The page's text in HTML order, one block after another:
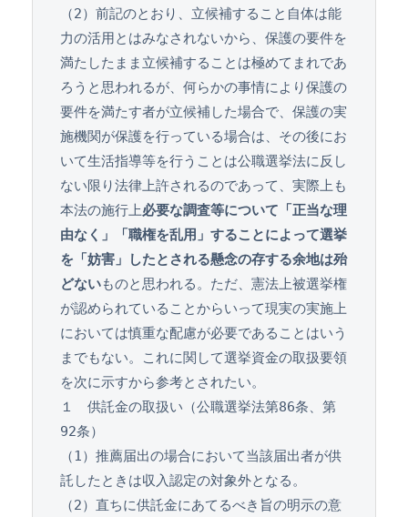
（2）前記のとおり、立候補すること自体は能
力の活用とはみなされないから、保護の要件を
満たしたまま立候補することは極めてまれであ
ろうと思われるが、何らかの事情により保護の
要件を満たす者が立候補した場合で、保護の実
施機関が保護を行っている場合は、その後にお
いて生活指導等を行うことは公職選挙法に反し
ない限り法律上許されるのであって、実際上も
本法の施行上必要な調査等について「正当な理
由なく」「職権を乱用」することによって選挙
を「妨害」したとされる懸念の存する余地は殆
どないものと思われる。ただ、憲法上被選挙権
が認められていることからいって現実の実施上
においては慎重な配慮が必要であることはいう
までもない。これに関して選挙資金の取扱要領
を次に示すから参考とされたい。
１　供託金の取扱い（公職選挙法第86条、第
92条）
（1）推薦届出の場合において当該届出者が供
託したときは収入認定の対象外となる。
（2）直ちに供託金にあてるべき旨の明示の意